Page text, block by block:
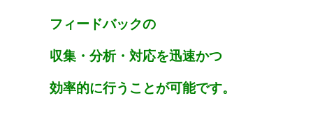
フィードバックの
収集・分析・対応を迅速かつ
効率的に行うことが可能です。